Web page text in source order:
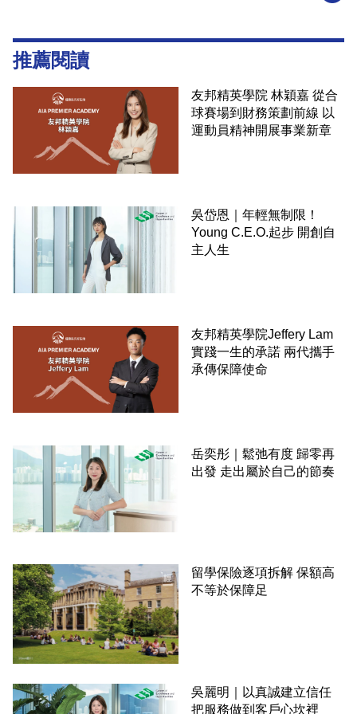
推薦閱讀
友邦精英學院 林穎嘉 從合
球賽場到財務策劃前線 以
運動員精神開展事業新章
吳岱恩｜年輕無制限！
Young C.E.O.起步 開創自
主人生
友邦精英學院Jeffery Lam
實踐一生的承諾 兩代攜手
承傳保障使命
岳奕彤｜鬆弛有度 歸零再
出發 走出屬於自己的節奏
留學保險逐項拆解 保額高
不等於保障足
吳麗明｜以真誠建立信任
把服務做到客戶心坎裡